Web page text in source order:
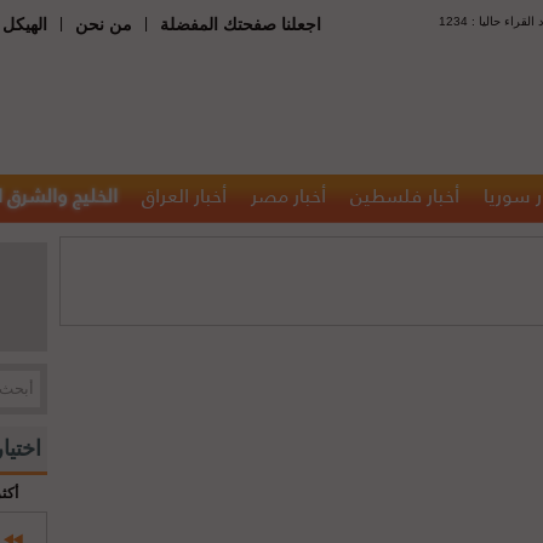
اجعلنا صفحتك المفضلة من نحن : عدد القراء حاليا
سوريا أخبار فلسطين أخبار مصر أخبار العراق الخليج